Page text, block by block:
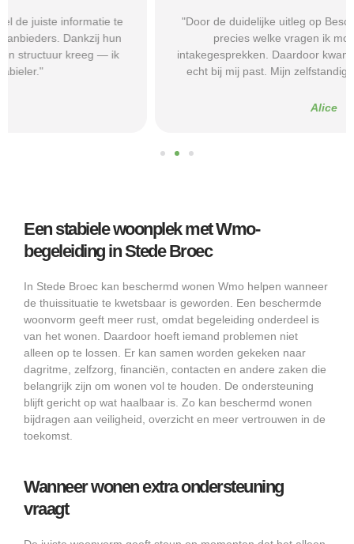
"Door de duidelijke uitleg op Beschermd-Wonen.nl wist ik
precies welke vragen ik moest stellen tijdens
intakegesprekken. Daardoor kwam ik bij een aanbieder die
echt bij mij past. Mijn zelfstandigheid is flink verbeterd."
Een stabiele woonplek met Wmo-
begeleiding in Stede Broec
In Stede Broec kan beschermd wonen Wmo helpen wanneer
de thuissituatie te kwetsbaar is geworden. Een beschermde
woonvorm geeft meer rust, omdat begeleiding onderdeel is
van het wonen. Daardoor hoeft iemand problemen niet
alleen op te lossen. Er kan samen worden gekeken naar
dagritme, zelfzorg, financiën, contacten en andere zaken die
belangrijk zijn om wonen vol te houden. De ondersteuning
blijft gericht op wat haalbaar is. Zo kan beschermd wonen
bijdragen aan veiligheid, overzicht en meer vertrouwen in de
toekomst.
Wanneer wonen extra ondersteuning
vraagt